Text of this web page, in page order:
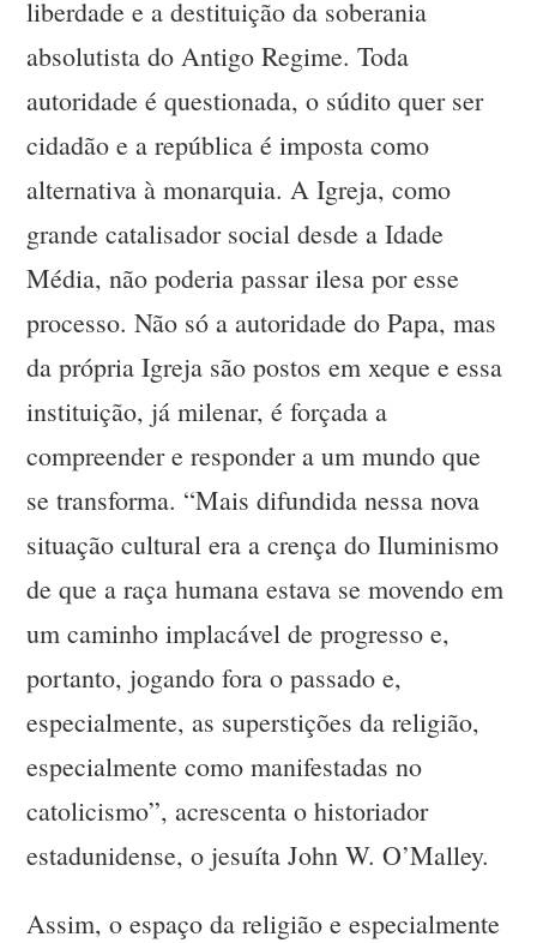
liberdade e a destituição da soberania
absolutista do Antigo Regime. Toda
autoridade é questionada, o súdito quer ser
cidadão e a república é imposta como
alternativa à monarquia. A Igreja, como
grande catalisador social desde a Idade
Média, não poderia passar ilesa por esse
processo. Não só a autoridade do Papa, mas
da própria Igreja são postos em xeque e essa
instituição, já milenar, é forçada a
compreender e responder a um mundo que
se transforma. “Mais difundida nessa nova
situação cultural era a crença do Iluminismo
de que a raça humana estava se movendo em
um caminho implacável de progresso e,
portanto, jogando fora o passado e,
especialmente, as superstições da religião,
especialmente como manifestadas no
catolicismo”, acrescenta o historiador
estadunidense, o jesuíta John W. O’Malley.
Assim, o espaço da religião e especialmente